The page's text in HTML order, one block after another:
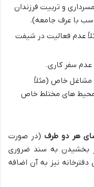
و تربیت فرزندان
با عرف جامعه).
عدم فعالیت در شیفت
سفر کاری.
مشاغل خاص (مثلاً
محیط های مختلط خاص
هر دو طرف (در صورت
بخشیدن به سند ضروری
نیز به آن اضافه